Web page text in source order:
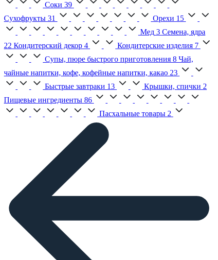
Соки 39
Сухофрукты 31 Орехи 15
Мед 3 Семена, ядра
22 Кондитерский декор 4 Кондитерские изделия 7
Супы, пюре быстрого приготовления 8 Чай,
чайные напитки, кофе, кофейные напитки, какао 23
Быстрые завтраки 13 Крышки, спички 2
Пищевые ингредиенты 86
Пасхальные товары 2